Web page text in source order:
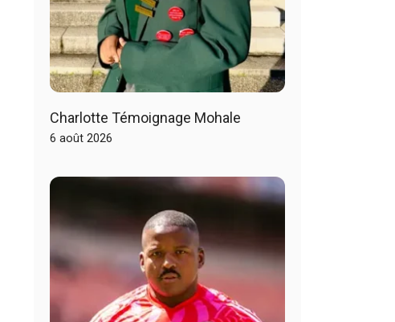
Charlotte Témoignage Mohale
6 août 2026